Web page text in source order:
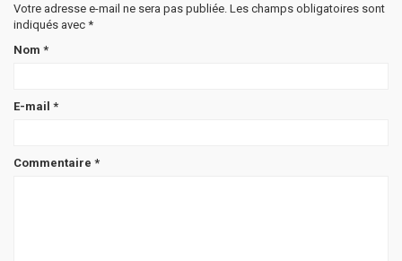
Votre adresse e-mail ne sera pas publiée. Les champs obligatoires sont
indiqués avec *
Nom *
E-mail *
Commentaire *